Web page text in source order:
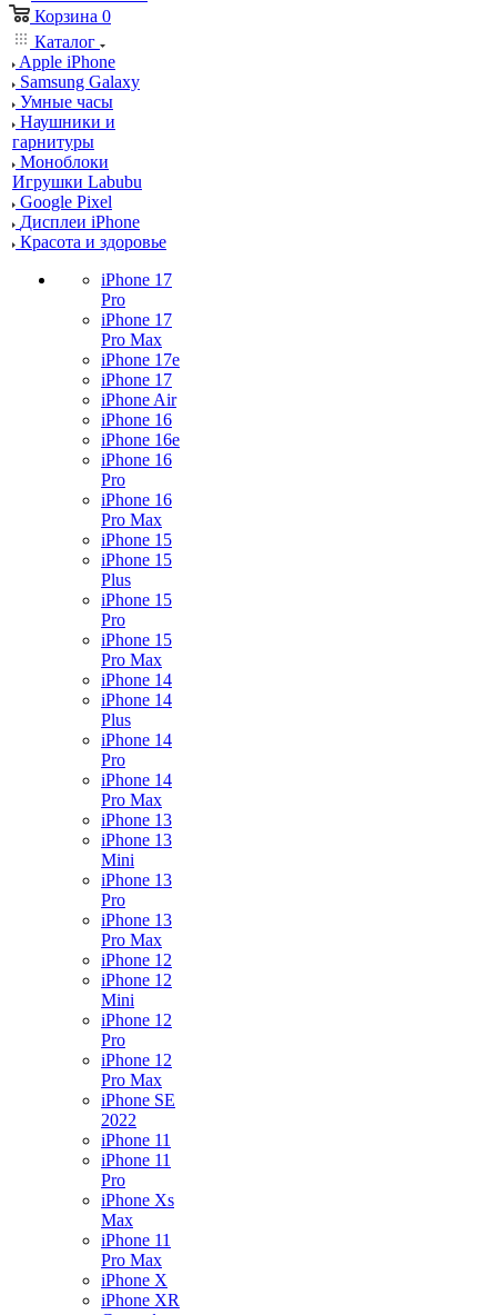
Корзина 0
Каталог
Apple iPhone
Samsung Galaxy
Умные часы
Наушники и
гарнитуры
Моноблоки
Игрушки Labubu
Google Pixel
Дисплеи iPhone
Красота и здоровье
iPhone 17
Pro
iPhone 17
Pro Max
iPhone 17e
iPhone 17
iPhone Air
iPhone 16
iPhone 16e
iPhone 16
Pro
iPhone 16
Pro Max
iPhone 15
iPhone 15
Plus
iPhone 15
Pro
iPhone 15
Pro Max
iPhone 14
iPhone 14
Plus
iPhone 14
Pro
iPhone 14
Pro Max
iPhone 13
iPhone 13
Mini
iPhone 13
Pro
iPhone 13
Pro Max
iPhone 12
iPhone 12
Mini
iPhone 12
Pro
iPhone 12
Pro Max
iPhone SE
2022
iPhone 11
iPhone 11
Pro
iPhone Xs
Max
iPhone 11
Pro Max
iPhone X
iPhone XR